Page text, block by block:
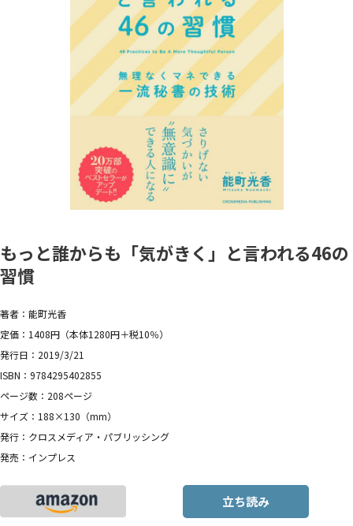
もっと誰からも「気がきく」と言われる46の
習慣
著者：能町光香
定価：1408円（本体1280円＋税10％）
発行日：2019/3/21
ISBN：9784295402855
ページ数：208ページ
サイズ：188×130（mm）
発行：クロスメディア・パブリッシング
発売：インプレス
立ち読み